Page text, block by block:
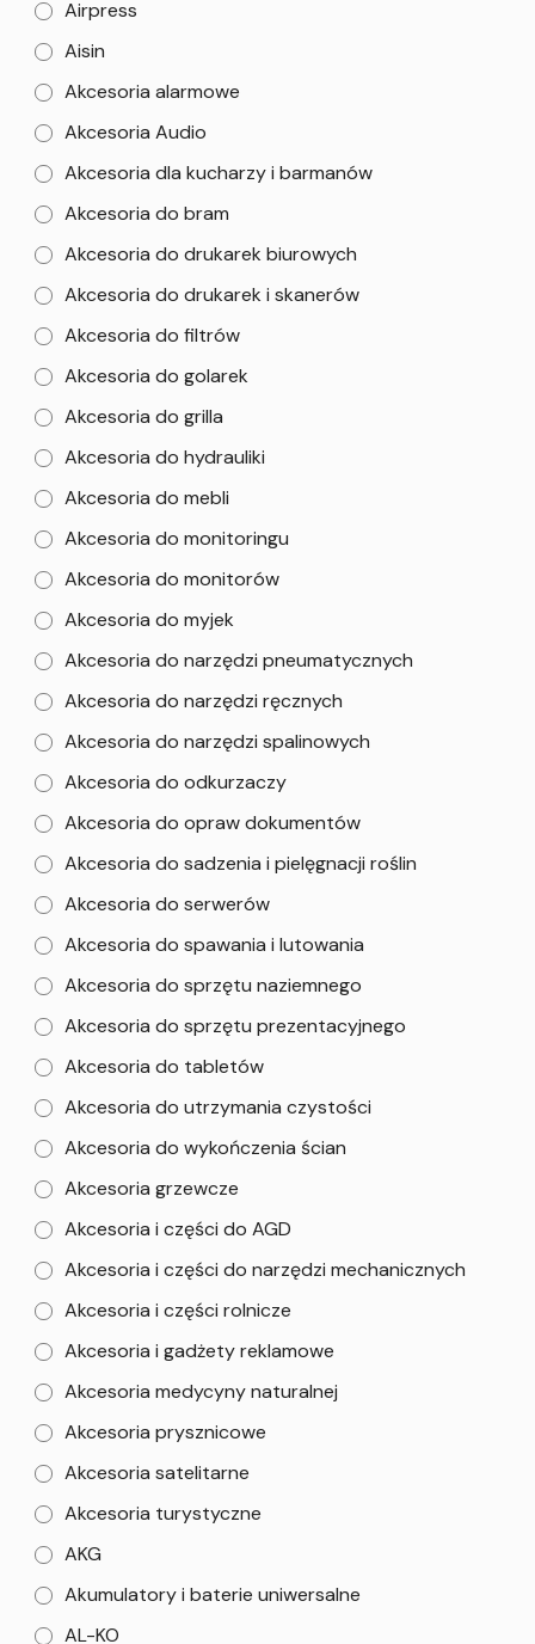
Airpress
Aisin
Akcesoria alarmowe
Akcesoria Audio
Akcesoria dla kucharzy i barmanów
Akcesoria do bram
Akcesoria do drukarek biurowych
Akcesoria do drukarek i skanerów
Akcesoria do filtrów
Akcesoria do golarek
Akcesoria do grilla
Akcesoria do hydrauliki
Akcesoria do mebli
Akcesoria do monitoringu
Akcesoria do monitorów
Akcesoria do myjek
Akcesoria do narzędzi pneumatycznych
Akcesoria do narzędzi ręcznych
Akcesoria do narzędzi spalinowych
Akcesoria do odkurzaczy
Akcesoria do opraw dokumentów
Akcesoria do sadzenia i pielęgnacji roślin
Akcesoria do serwerów
Akcesoria do spawania i lutowania
Akcesoria do sprzętu naziemnego
Akcesoria do sprzętu prezentacyjnego
Akcesoria do tabletów
Akcesoria do utrzymania czystości
Akcesoria do wykończenia ścian
Akcesoria grzewcze
Akcesoria i części do AGD
Akcesoria i części do narzędzi mechanicznych
Akcesoria i części rolnicze
Akcesoria i gadżety reklamowe
Akcesoria medycyny naturalnej
Akcesoria prysznicowe
Akcesoria satelitarne
Akcesoria turystyczne
AKG
Akumulatory i baterie uniwersalne
AL-KO